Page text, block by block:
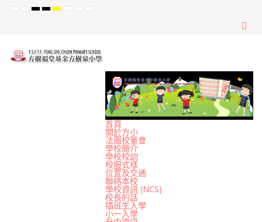
Default
NightHighHighHighSetSetSet
首頁
關於方小
法團校董會
學校簡介
學校校訓
校服式樣
位置及交通
聯絡本校
學校資訊 (NCS)
校長的話
插班生入學
小一入學